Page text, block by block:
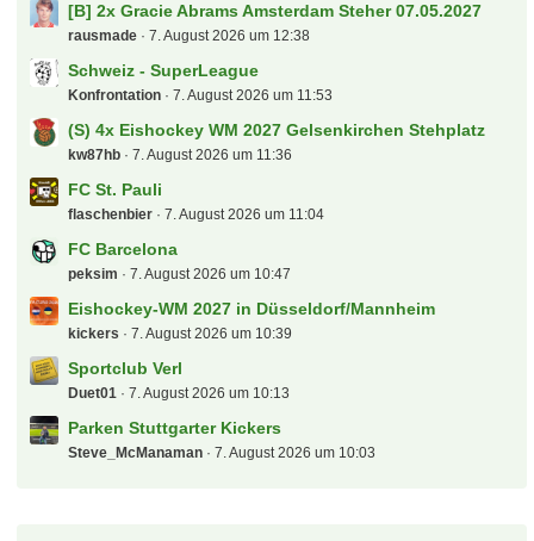
[B] 2x Gracie Abrams Amsterdam Steher 07.05.2027
rausmade 7. August 2026 um 12:38
Schweiz - SuperLeague
Konfrontation 7. August 2026 um 11:53
(S) 4x Eishockey WM 2027 Gelsenkirchen Stehplatz
kw87hb 7. August 2026 um 11:36
FC St. Pauli
flaschenbier 7. August 2026 um 11:04
FC Barcelona
peksim 7. August 2026 um 10:47
Eishockey-WM 2027 in Düsseldorf/Mannheim
kickers 7. August 2026 um 10:39
Sportclub Verl
Duet01 7. August 2026 um 10:13
Parken Stuttgarter Kickers
Steve_McManaman 7. August 2026 um 10:03